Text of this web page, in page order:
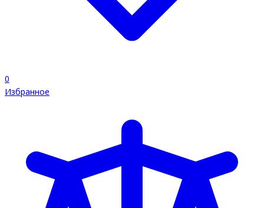
0
Избранное